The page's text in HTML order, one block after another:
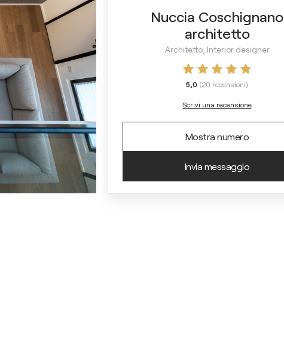
Nuccia Coschignano
architetto
Architetto, Interior designer
5,0 (20 recensioni)
Scrivi una recensione
Mostra numero
Invia messaggio